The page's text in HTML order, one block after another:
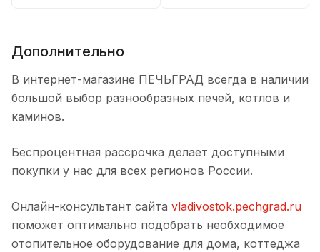
Дополнительно
В интернет-магазине ПЕЧЬГРАД всегда в наличии
большой выбор разнообразных печей, котлов и
каминов.
Беспроцентная рассрочка делает доступными
покупки у нас для всех регионов России.
Онлайн-консультант сайта vladivostok.pechgrad.ru
поможет оптимально подобрать необходимое
отопительное оборудование для дома, коттеджа